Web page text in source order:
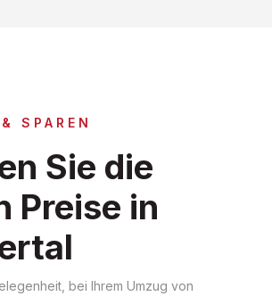
SPAREN
Sie die
Preise in
bei Ihrem Umzug von